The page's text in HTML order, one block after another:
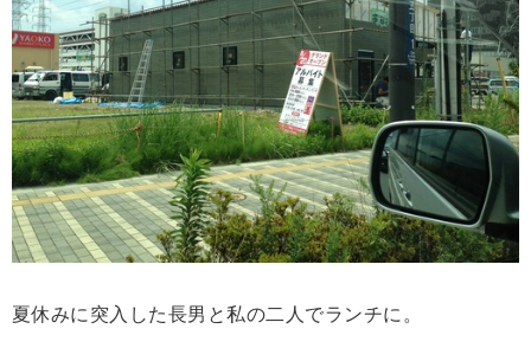
夏休みに突入した長男と私の二人でランチに。